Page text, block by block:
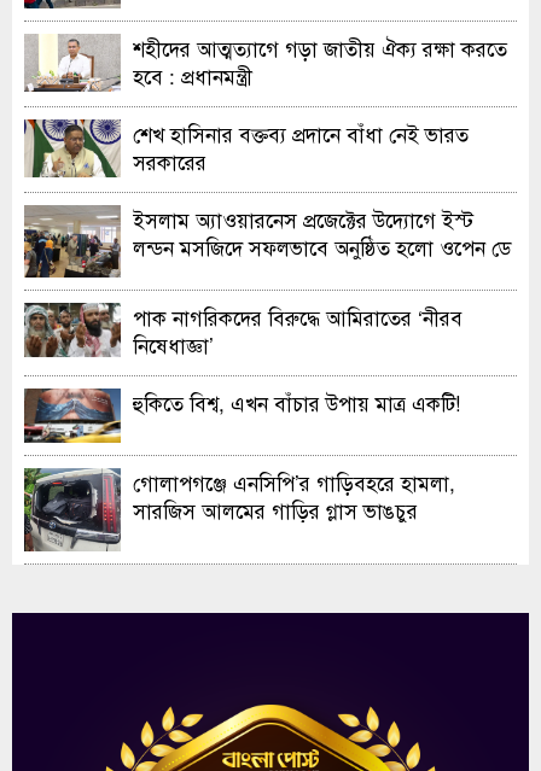
শহীদের আত্মত্যাগে গড়া জাতীয় ঐক্য রক্ষা করতে
হবে : প্রধানমন্ত্রী
শেখ হাসিনার বক্তব্য প্রদানে বাঁধা নেই ভারত
সরকারের
ইসলাম অ্যাওয়ারনেস প্রজেক্টের উদ্যোগে ইস্ট
লন্ডন মসজিদে সফলভাবে অনুষ্ঠিত হলো ওপেন ডে
পাক নাগরিকদের বিরুদ্ধে আমিরাতের ‘নীরব
নিষেধাজ্ঞা’
হুকিতে বিশ্ব, এখন বাঁচার উপায় মাত্র একটি!
গোলাপগঞ্জে এনসিপি’র গাড়িবহরে হামলা,
সারজিস আলমের গাড়ির গ্লাস ভাঙচুর